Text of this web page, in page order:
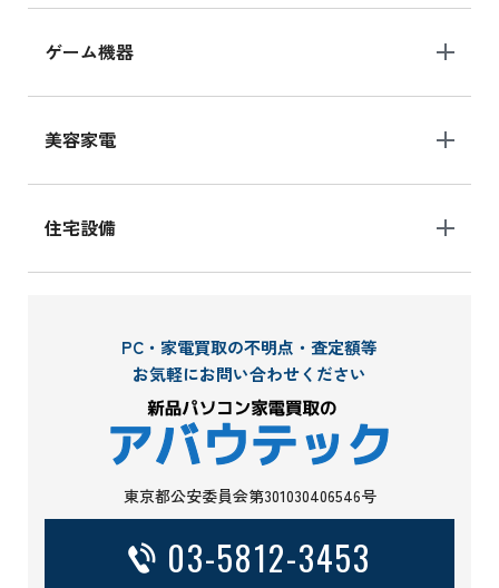
ゲーム機器
美容家電
住宅設備
PC・家電買取の不明点・査定額等
お気軽にお問い合わせください
東京都公安委員会第301030406546号
03-5812-3453